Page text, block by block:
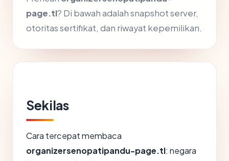
page.tl? Di bawah adalah snapshot server,
otoritas sertifikat, dan riwayat kepemilikan.
Sekilas
Cara tercepat membaca
organizersenopatipandu-page.tl: negara